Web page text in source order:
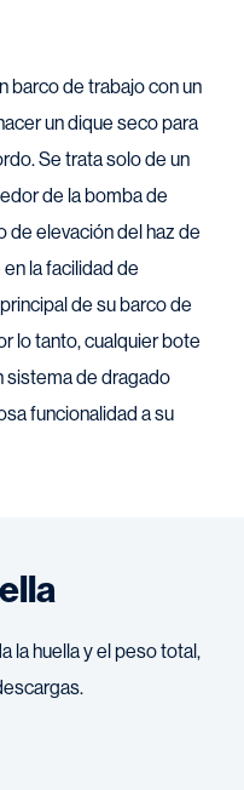
barco de trabajo con un
un dique seco para
Se trata solo de un
de la bomba de
de elevación del haz de
la facilidad de
de su barco de
lo tanto, cualquier bote
sistema de dragado
funcionalidad a su
la huella y el peso total,